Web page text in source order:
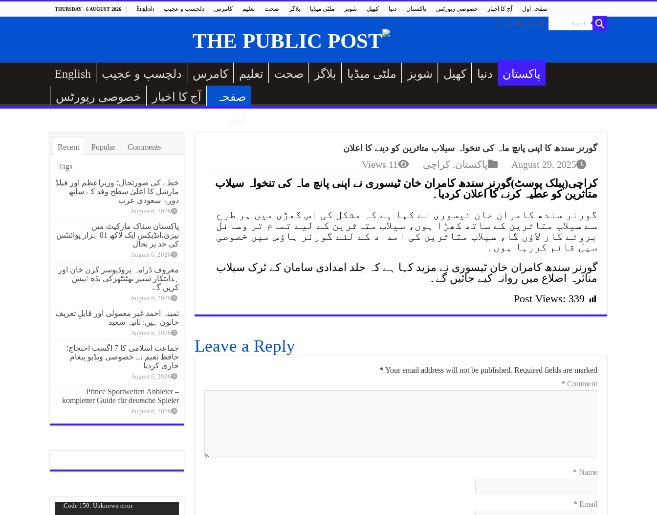
THURSDAY , 6 AUGUST 2026 English دلچسپ و عجیب کامرس تعلیم صحت بلاگز ملٹی میڈیا شوبز کھیل دنیا پاکستان خصوصی رپورٹس آج کا اخبار صفحہ اول
English دلچسپ و عجیب کامرس تعلیم صحت بلاگز ملٹی میڈیا شوبز کھیل دنیا
پاکستان
خصوصی رپورٹس
آج کا اخبار
صفحہ
گورنر سندھ کا اپنی پانچ ماہ کی تنخواہ سیلاب متاثرین کو دینے کا اعلان
August 29, 2025 پاکستان, کراچی 11 Views
کراچی(پبلک پوسٹ)گورنر سندھ کامران خان ٹیسوری نے اپنی پانچ ماہ کی تنخواہ سیلاب
متاثرین کو عطیہ کرنے کا اعلان کردیا۔
گورنر سندھ کامران خان ٹیسوری نے کہا ہے کہ مشکل کی اس گھڑی میں ہر طرح
سے سیلاب متاثرین کے ساتھ کھڑا ہوں، سیلاب متاثرین کے لیے تمام تر وسائل
بروئے کار لاؤں گا، سیلاب متاثرین کی امداد کے لئے گورنر ہاؤس میں خصوصی
سیل قائم کررہا ہوں۔
گورنر سندھ کامران خان ٹیسوری نے مزید کہا ہے کہ جلد امدادی سامان کے ٹرک سیلاب
متاثرہ اضلاع میں روانہ کیے جائیں گے۔
Post Views: 339
Leave a Reply
Your email address will not be published. Required fields are marked
*
Comment
*
Name
*
Email
*
Recent Popular Comments
Tags
خطے کی صورتحال؛ وزیراعظم اور فیلڈ
مارشل کا اعلیٰ سطح وفد کے ساتھ
دورۂ سعودی عرب
August 6, 2026
پاکستان سٹاک مارکیٹ میں
تیزی،انڈیکس ایک لاکھ 81 ہزار پوائنٹس
کی حد پر بحال
August 6, 2026
معروف ڈرامہ پروڈیوسر کرن خان اور
ہدایتکار شبیر بھٹیًٹھرکی بڈھےًپیش
کریں گے
August 6, 2026
ثمینہ احمد غیر معمولی اور قابلِ تعریف
خاتون ہیں: ثانیہ سعید
August 6, 2026
جماعت اسلامی کا 7 اگست احتجاج؛
حافظ نعیم نے خصوصی ویڈیو پیغام
جاری کردیا
August 6, 2026
Prince Sportwetten Anbieter –
kompletter Guide für deutsche Spieler
August 6, 2026
Code 150: Unknown error.